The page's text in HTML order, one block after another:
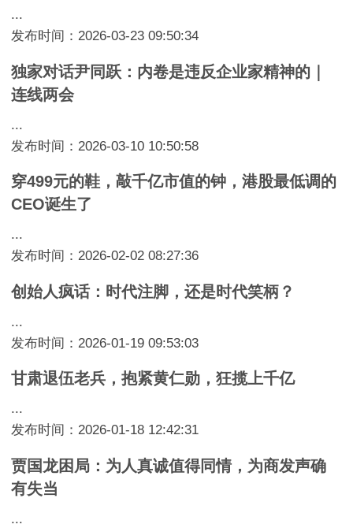
...
发布时间：2026-03-23 09:50:34
独家对话尹同跃：内卷是违反企业家精神的｜
连线两会
...
发布时间：2026-03-10 10:50:58
穿499元的鞋，敲千亿市值的钟，港股最低调的
CEO诞生了
...
发布时间：2026-02-02 08:27:36
创始人疯话：时代注脚，还是时代笑柄？
...
发布时间：2026-01-19 09:53:03
甘肃退伍老兵，抱紧黄仁勋，狂揽上千亿
...
发布时间：2026-01-18 12:42:31
贾国龙困局：为人真诚值得同情，为商发声确
有失当
...